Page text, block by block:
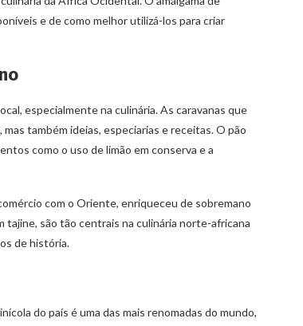
e de como melhor utilizá-los para criar
especialmente na culinária. As caravanas que
também ideias, especiarias e receitas. O pão
como o uso de limão em conserva e a
com o Oriente, enriqueceu de sobremano
são tão centrais na culinária norte-africana
de história.
do país é uma das mais renomadas do mundo,